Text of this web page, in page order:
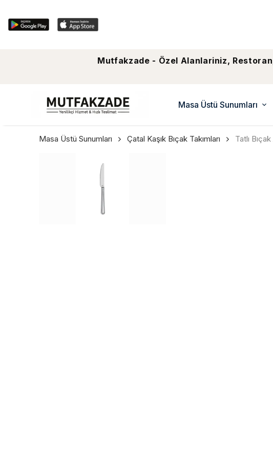
Mutfakzade - Özel Alanlariniz,
Masa Üstü Sunumları
Masa Üstü Sunumları Çatal Kaşık Bıçak Takımları Tatlı